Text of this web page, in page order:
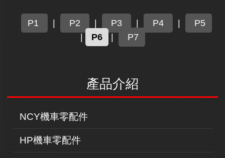
產品介紹
NCY機車零配件
HP機車零配件
P1 P2 P3 P4
P5
P6 P7